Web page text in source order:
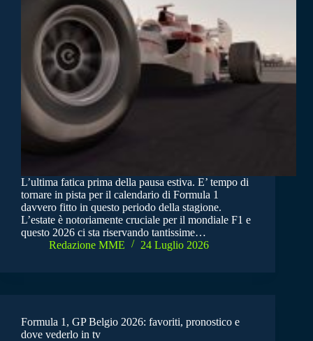
L’ultima fatica prima della pausa estiva. E’ tempo di
tornare in pista per il calendario di Formula 1
davvero fitto in questo periodo della stagione.
L’estate è notoriamente cruciale per il mondiale F1 e
questo 2026 ci sta riservando tantissime…
Redazione MME
24 Luglio 2026
Formula 1, GP Belgio 2026: favoriti, pronostico e
dove vederlo in tv